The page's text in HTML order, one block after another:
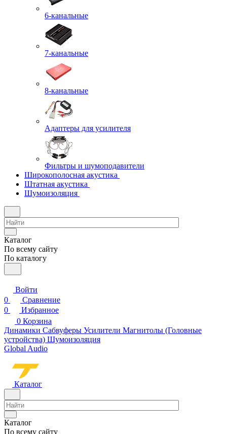
6-канальные
7-канальные
8-канальные
Адаптеры для усилителя
Фильтры и шумоподавители
Широкополосная акустика
Штатная акустика
Шумоизоляция
Каталог
По всему сайту
По каталогу
Войти
0
Сравнение
0
Избранное
0 Корзина
Динамики Сабвуферы Усилители Магнитолы (Головные
устройства) Шумоизоляция
Global Audio
Каталог
Каталог
По всему сайту